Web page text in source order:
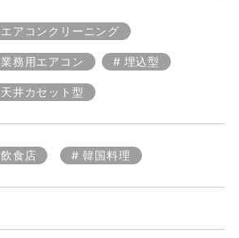
エアコンクリーニング
業務用エアコン 埋込型
天井カセット型
飲食店 韓国料理